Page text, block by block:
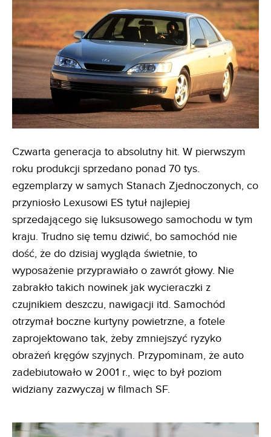
Czwarta generacja to absolutny hit. W pierwszym
roku produkcji sprzedano ponad 70 tys.
egzemplarzy w samych Stanach Zjednoczonych, co
przyniosło Lexusowi ES tytuł najlepiej
sprzedającego się luksusowego samochodu w tym
kraju. Trudno się temu dziwić, bo samochód nie
dość, że do dzisiaj wygląda świetnie, to
wyposażenie przyprawiało o zawrót głowy. Nie
zabrakło takich nowinek jak wycieraczki z
czujnikiem deszczu, nawigacji itd. Samochód
otrzymał boczne kurtyny powietrzne, a fotele
zaprojektowano tak, żeby zmniejszyć ryzyko
obrażeń kręgów szyjnych. Przypominam, że auto
zadebiutowało w 2001 r., więc to był poziom
widziany zazwyczaj w filmach SF.